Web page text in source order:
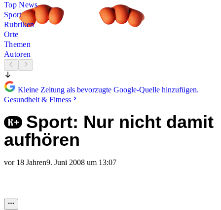
Top News
Sport
Rubriken
Orte
Themen
Autoren
Kleine Zeitung als bevorzugte Google-Quelle hinzufügen.
Gesundheit & Fitness
Sport: Nur nicht damit
aufhören
vor 18 Jahren9. Juni 2008 um 13:07